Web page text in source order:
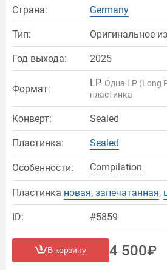
Страна: Germany
Тип: Оригинальное
Год выхода: 2025
Формат: LP Одна LP (Long
пластинка
Конверт: Sealed
Пластинка: Sealed
Особенности: Compilation
Пластинка новая, запечатанная,
ID: #5859
В корзину 4 500